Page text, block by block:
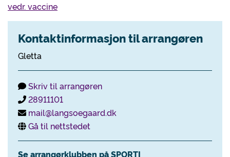
vedr. vaccine
Kontaktinformasjon til arrangøren
Gletta
Skriv til arrangøren
28911101
mail@langsoegaard.dk
Gå til nettstedet
Se arrangørklubben på SPORTI